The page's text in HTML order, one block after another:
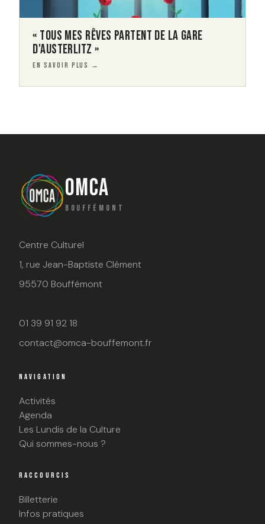
« TOUS MES RÊVES PARTENT DE LA GARE
D'AUSTERLITZ »
EN SAVOIR PLUS →
OMCA
BOUFFÉMONT
Centre Culturel
1, rue Jean-Baptiste Clément
95570 Bouffémont
01 39 91 92 18
contact@omca-bouffemont.fr
NAVIGATION
Activités
Agenda
Les Lundis de la Culture
Qui sommes-nous ?
RACCOURCIS
Billetterie
Infos pratiques